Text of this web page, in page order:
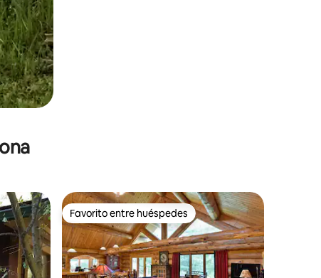
Favorito entre huéspedes
Favorito entre huéspedes